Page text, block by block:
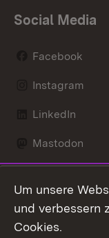
Social Media
Facebook
Instagram
LinkedIn
Mastodon
X / Twitter
Youtube
Um unsere
und verbessern
Cookies.